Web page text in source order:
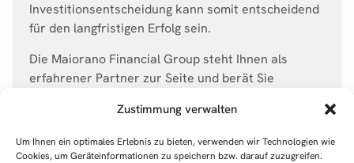
Zustimmung verwalten
Um Ihnen ein optimales Erlebnis zu bieten, verwenden wir Technologien wie
Cookies, um Geräteinformationen zu speichern bzw. darauf zuzugreifen.
Investitionsentscheidung kann somit entscheidend
für den langfristigen Erfolg sein.
Die Maiorano Financial Group steht Ihnen als
erfahrener Partner zur Seite und berät Sie
und des Bausparens. Lassen Sie uns gemeinsam
Ihre Träume von den eigenen vier Wänden
verwirklichen!